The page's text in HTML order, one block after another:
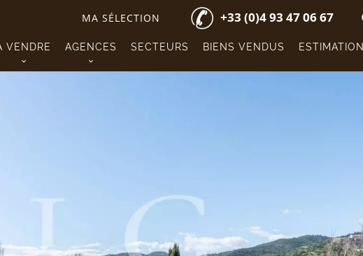
MA SÉLECTION +33 (0)4 93 47 06 67
VENDRE AGENCES SECTEURS BIENS VENDUS ESTIMATION